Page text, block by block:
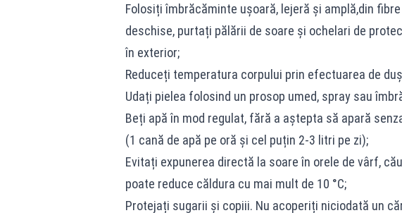
Folosiți îmbrăcăminte ușoară, lejeră și amplă,din
deschise, purtați pălării de soare și ochelari de
în exterior;
Reduceți temperatura corpului prin efectuarea de
Udați pielea folosind un prosop umed, spray sau
Beți apă în mod regulat, fără a aştepta să apară
(1 cană de apă pe oră și cel puțin 2-3 litri pe zi);
Evitați expunerea directă la soare în orele de vârf,
poate reduce căldura cu mai mult de 10 °C;
Protejați sugarii și copiii. Nu acoperiți niciodată un